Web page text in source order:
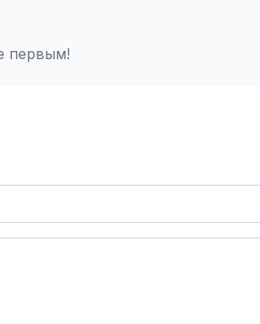
первым!